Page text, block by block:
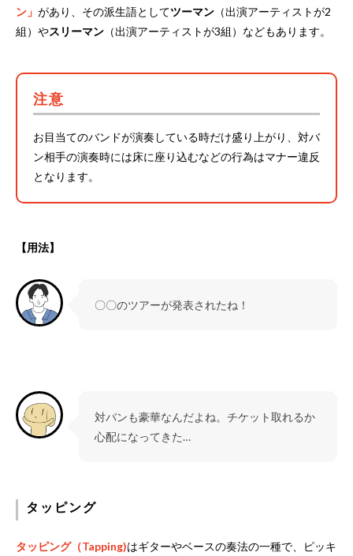
ン」 があり、その派生語としてツーマン （出演アーティストが2
組）やスリーマン （出演アーティストが3組）などもあります。
注意
お目当てのバンドが演奏している時だけ盛り上がり、対バ
ン相手の演奏時には床に座り込むなどの行為はマナー違反
となります。
【用法】
〇〇のツアーが発表されたね！
対バンも豪華なんだよね。チケット取れるか
心配になってきた…
タッピング
タッピング（Tapping)はギターやベースの奏法の一種で、ピッキ